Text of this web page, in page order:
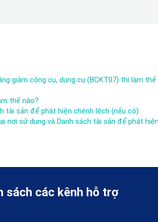
giảm công cụ, dụng cụ (BCKT07) thì làm thế
thế nào?
tài sản để phát hiện chênh lệch (nếu có)
nơi sử dụng và Danh sách tài sản để phát
sách các kênh hỗ trợ